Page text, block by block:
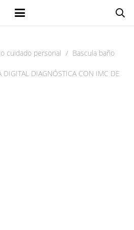
cuidado personal / Bascula baño
DIGITAL DIAGNÓSTICA CON IMC DE